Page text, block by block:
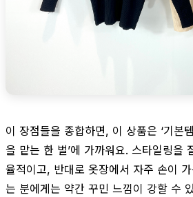
이 장점들을 종합하면, 이 상품은 ‘기본
을 맡는 한 벌’에 가까워요. 스타일링을
율적이고, 반대로 옷장에서 자주 손이
는 분에게는 약간 꾸민 느낌이 강할 수